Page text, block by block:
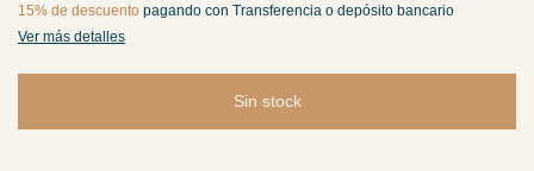
15% de descuento pagando con Transferencia o depósito bancario
Ver más detalles